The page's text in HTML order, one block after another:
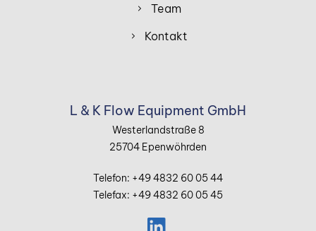
Team
Kontakt
L & K Flow Equipment GmbH
Westerlandstraße 8
25704 Epenwöhrden
Telefon: +49 4832 60 05 44
Telefax: +49 4832 60 05 45